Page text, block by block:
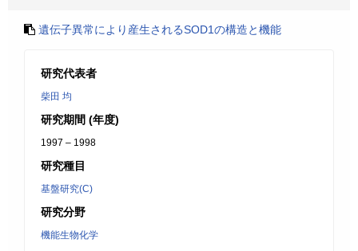
遺伝子異常により産生されるSOD1の構造と機能
研究代表者
柴田 均
研究期間 (年度)
1997 – 1998
研究種目
基盤研究(C)
研究分野
機能生物化学